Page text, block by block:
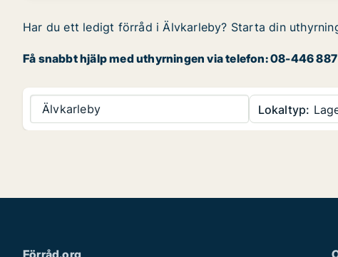
Har du ett ledigt förråd i Älvkarleby? Starta din
Få snabbt hjälp med uthyrningen via telefon: 08-446
Älvkarleby Lokaltyp:
Förråd.org